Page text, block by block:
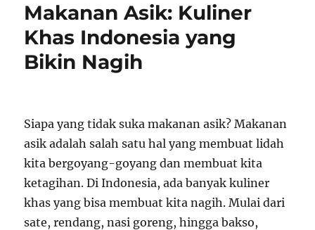
Makanan Asik: Kuliner
Khas Indonesia yang
Bikin Nagih
Siapa yang tidak suka makanan asik? Makanan
asik adalah salah satu hal yang membuat lidah
kita bergoyang-goyang dan membuat kita
ketagihan. Di Indonesia, ada banyak kuliner
khas yang bisa membuat kita nagih. Mulai dari
sate, rendang, nasi goreng, hingga bakso,